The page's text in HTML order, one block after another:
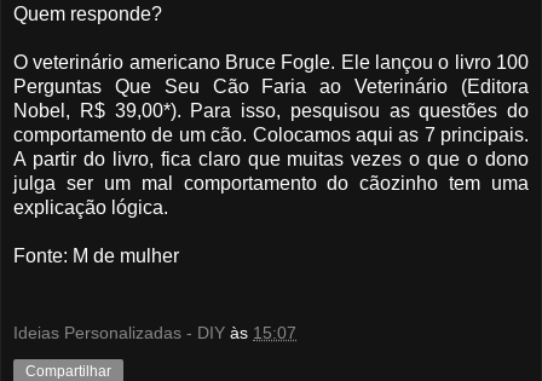
Quem responde?
O veterinário americano Bruce Fogle. Ele lançou o livro 100
Perguntas Que Seu Cão Faria ao Veterinário (Editora
Nobel, R$ 39,00*). Para isso, pesquisou as questões do
comportamento de um cão. Colocamos aqui as 7 principais.
A partir do livro, fica claro que muitas vezes o que o dono
julga ser um mal comportamento do cãozinho tem uma
explicação lógica.
Fonte: M de mulher
Ideias Personalizadas - DIY às 15:07
Compartilhar